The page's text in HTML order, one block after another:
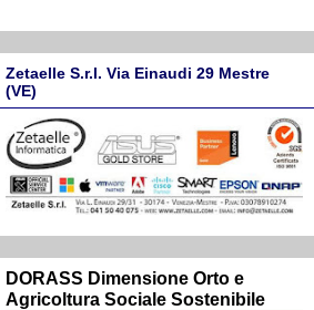
Zetaelle S.r.l. Via Einaudi 29 Mestre
(VE)
DORASS Dimensione Orto e
Agricoltura Sociale Sostenibile